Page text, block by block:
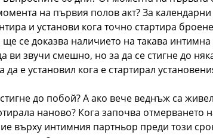
на първия полов акт? За
и установи кога точно стартира
ще се доказва наличието на такава
ви звучи смешно, но за да се стигне до
е установил кога е стартирал
до побой? А ако вече веднъж са
наново? Кога започва отмерването
върху интимния партньор преди този